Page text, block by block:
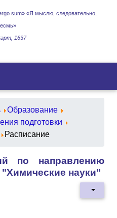
sum» «Я мыслю, следовательно,
1637
Образование
подготовки
Расписание
по направлению
"Химические науки"